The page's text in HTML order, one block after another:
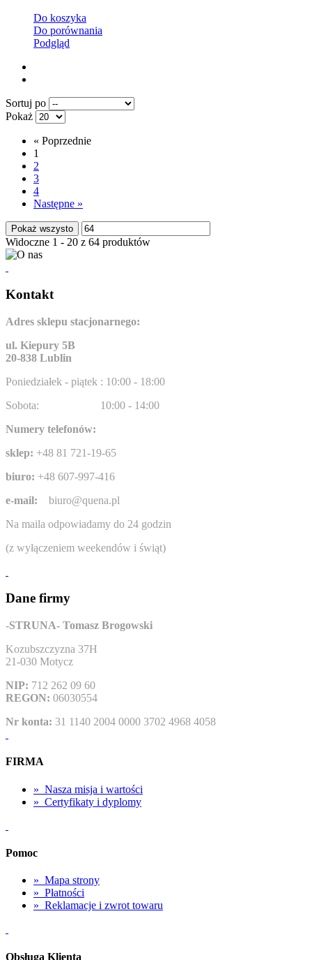
Do koszyka
Do porównania
Podgląd
Sortuj po
Pokaż
« Poprzednie
1
2
3
4
Następne »
Pokaż wszysto
Widoczne 1 - 20 z 64 produktów
Kontakt
Adres sklepu stacjonarnego:
ul. Kiepury 5B
20-838 Lublin
Poniedziałek - piątek : 10:00 - 18:00
Sobota:
10:00 - 14:00
Numery telefonów:
sklep: +48 81 721-19-65
biuro: +48 607-997-416
e-mail: biuro@quena.pl
Na maila odpowiadamy do 24 godzin
(z wyłączeniem weekendów i świąt)
Dane firmy
-STRUNA- Tomasz Brogowski
Kozubszczyzna 37H
21-030 Motycz
NIP: 712 262 09 60
REGON: 06030554
Nr konta: 31 1140 2004 0000 3702 4968 4058
FIRMA
» Nasza misja i wartości
» Certyfikaty i dyplomy
Pomoc
» Mapa strony
» Płatności
» Reklamacje i zwrot towaru
Obsługa Klienta